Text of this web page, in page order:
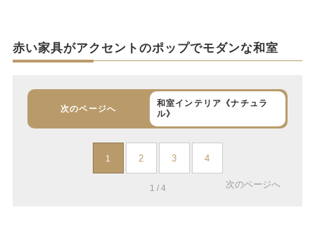
赤い家具がアクセントのポップでモダンな和室
次のページへ
和室インテリア《ナチュラ
ル》
1 2 3 4
1 / 4 次のページへ